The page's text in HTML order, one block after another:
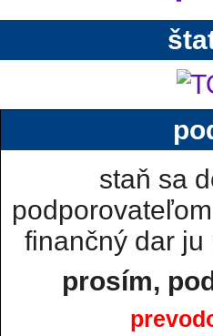
staň sa
finančný dar
prosím,